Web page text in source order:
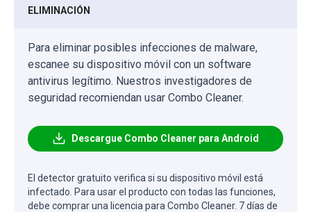
ELIMINACIÓN
Para eliminar posibles infecciones de malware,
escanee su dispositivo móvil con un software
antivirus legítimo. Nuestros investigadores de
seguridad recomiendan usar Combo Cleaner.
Descargue Combo Cleaner para Android
El detector gratuito verifica si su dispositivo móvil está
infectado. Para usar el producto con todas las funciones,
debe comprar una licencia para Combo Cleaner. 7 días de